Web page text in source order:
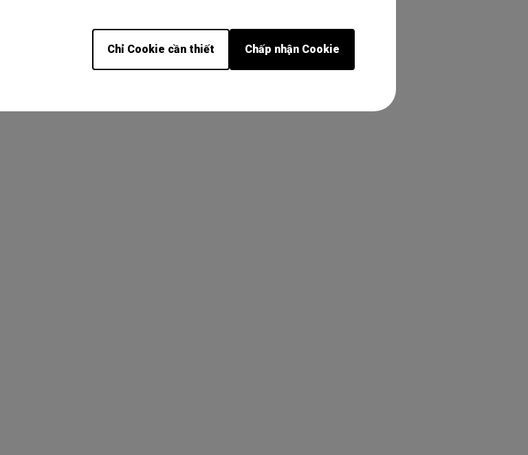
Chỉ Cookie cần thiết Chấp nhận Cookie